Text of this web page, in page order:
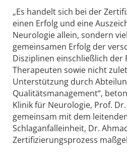
„Es handelt sich bei der
einen Erfolg und eine
Neurologie allein, sondern
gemeinsamen Erfolg der
Disziplinen einschließlich der
Therapeuten sowie nicht
Unterstützung durch
Qualitätsmanagement“,
Klinik für Neurologie, Prof.
gemeinsam mit dem
Schlaganfalleinheit, Dr.
Zertifizierungsprozess